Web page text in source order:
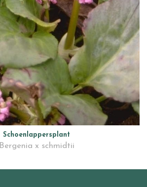
Schoenlappersplant
Bergenia x schmidtii